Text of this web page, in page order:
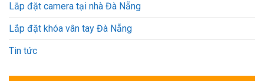
Lắp đặt camera tại nhà Đà Nẵng
Lắp đặt khóa vân tay Đà Nẵng
Tin tức